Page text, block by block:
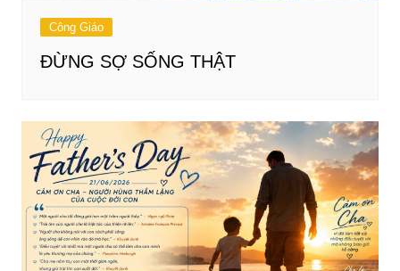
Công Giáo
ĐỪNG SỢ SỐNG THẬT